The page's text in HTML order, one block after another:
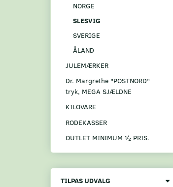
NORGE
SLESVIG
SVERIGE
ÅLAND
JULEMÆRKER
Dr. Margrethe "POSTNORD"
tryk, MEGA SJÆLDNE
KILOVARE
RODEKASSER
OUTLET MINIMUM ½ PRIS.
TILPAS UDVALG